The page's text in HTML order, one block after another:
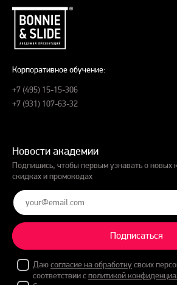
Корпоративное обучение:
+7 (495) 15-15-306
+7 (931) 107-63-32
Новости академии
Подпишись, чтобы первым узнавать о новых
скидках и промокодах
Подписаться
Даюсогласие на обработкусвоих
соответствии сполитикой